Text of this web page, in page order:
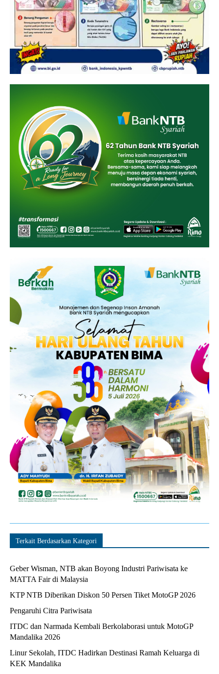
Terkait Berdasarkan Kategori
Geber Wisman, NTB akan Boyong Industri Pariwisata ke
MATTA Fair di Malaysia
KTP NTB Diberikan Diskon 50 Persen Tiket MotoGP 2026
Pengaruhi Citra Pariwisata
ITDC dan Narmada Kembali Berkolaborasi untuk MotoGP
Mandalika 2026
Linur Sekolah, ITDC Hadirkan Destinasi Ramah Keluarga di
KEK Mandalika